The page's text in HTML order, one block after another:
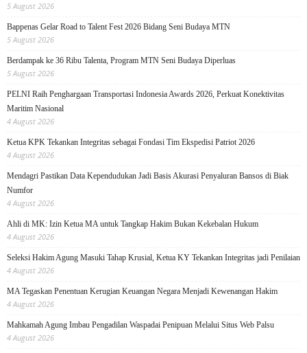
5 August 2026
Bappenas Gelar Road to Talent Fest 2026 Bidang Seni Budaya MTN
5 August 2026
Berdampak ke 36 Ribu Talenta, Program MTN Seni Budaya Diperluas
5 August 2026
PELNI Raih Penghargaan Transportasi Indonesia Awards 2026, Perkuat Konektivitas
Maritim Nasional
4 August 2026
Ketua KPK Tekankan Integritas sebagai Fondasi Tim Ekspedisi Patriot 2026
4 August 2026
Mendagri Pastikan Data Kependudukan Jadi Basis Akurasi Penyaluran Bansos di Biak
Numfor
4 August 2026
Ahli di MK: Izin Ketua MA untuk Tangkap Hakim Bukan Kekebalan Hukum
4 August 2026
Seleksi Hakim Agung Masuki Tahap Krusial, Ketua KY Tekankan Integritas jadi Penilaian
4 August 2026
MA Tegaskan Penentuan Kerugian Keuangan Negara Menjadi Kewenangan Hakim
4 August 2026
Mahkamah Agung Imbau Pengadilan Waspadai Penipuan Melalui Situs Web Palsu
4 August 2026